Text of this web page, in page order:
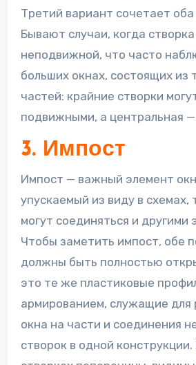
Третий вариант сочетает оба
Бывают случаи, когда
неподвижной, что часто
больших окнах, состоящих из
частей: крайние створки
подвижными, а центральная
3. Импост
Импост — важный элемент
упускаемый из виду в схемах,
могут соединяться и другими
Чтобы заметить импост, обе
должны быть полностью
это те же пластиковые
армированием, служащие для
окна на части и соединения
створок в одной